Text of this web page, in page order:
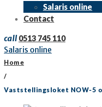
Salaris online
Contact
call 0513 745 110
Salaris online
Home
/
Vaststellingsloket NOW-5